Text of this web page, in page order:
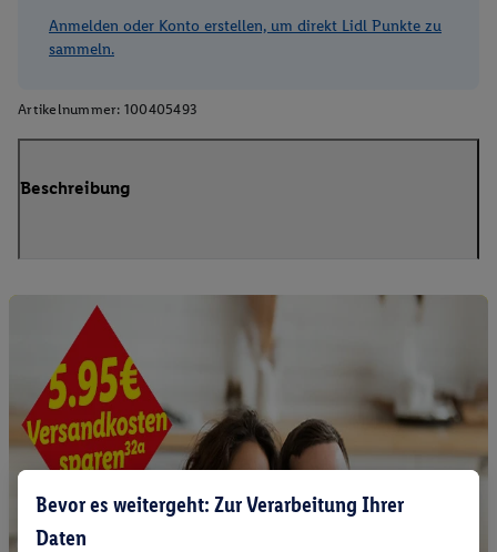
Anmelden oder Konto erstellen, um direkt Lidl Punkte zu
sammeln.
Artikelnummer: 100405493
Beschreibung
Bevor es weitergeht: Zur Verarbeitung Ihrer
Daten